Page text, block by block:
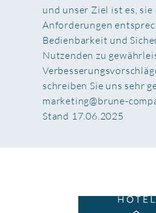
und unser Ziel ist es,
Anforderungen
Bedienbarkeit und
Nutzenden zu
schreiben Sie uns sehr
marketing@brune-
Stand 17.06.2025